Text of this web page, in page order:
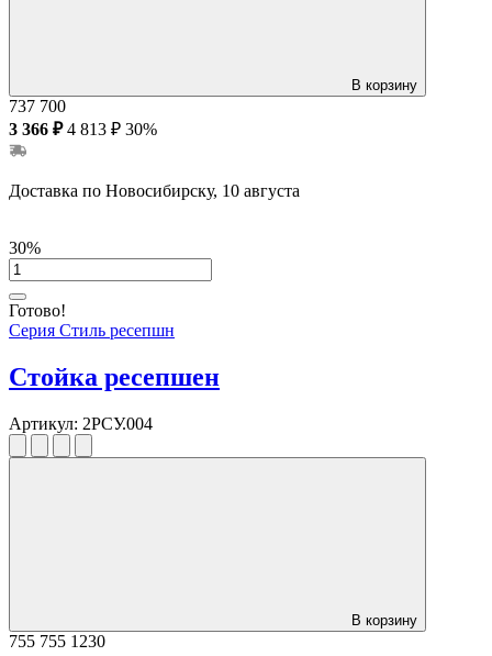
В корзину
737 700
3 366 ₽ 4 813 ₽ 30%
Доставка по Новосибирску, 10 августа
30%
Готово!
Серия Стиль ресепшн
Стойка ресепшен
Артикул: 2РСУ.004
В корзину
755 755 1230